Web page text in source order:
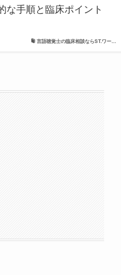
言語聴覚士の臨床相談ならST.ワー…
な手順と臨床ポイント